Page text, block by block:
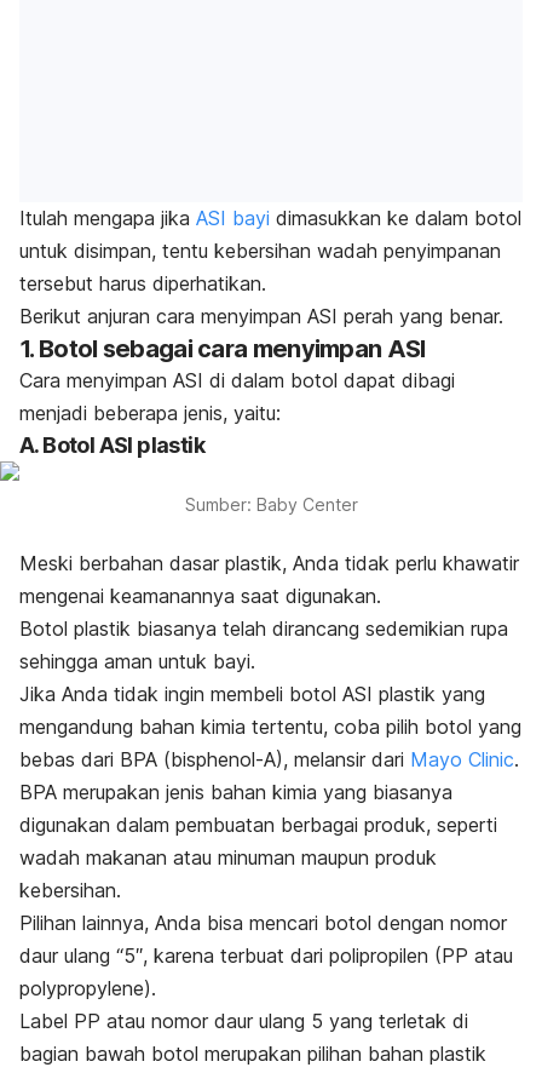
Itulah mengapa jika ASI bayi dimasukkan ke dalam botol
untuk disimpan, tentu kebersihan wadah penyimpanan
tersebut harus diperhatikan.
Berikut anjuran cara menyimpan ASI perah yang benar.
1. Botol sebagai cara menyimpan ASI
Cara menyimpan ASI di dalam botol dapat dibagi
menjadi beberapa jenis, yaitu:
A. Botol ASI plastik
Sumber: Baby Center
Meski berbahan dasar plastik, Anda tidak perlu khawatir
mengenai keamanannya saat digunakan.
Botol plastik biasanya telah dirancang sedemikian rupa
sehingga aman untuk bayi.
Jika Anda tidak ingin membeli botol ASI plastik yang
mengandung bahan kimia tertentu, coba pilih botol yang
bebas dari BPA (bisphenol-A), melansir dari Mayo Clinic.
BPA merupakan jenis bahan kimia yang biasanya
digunakan dalam pembuatan berbagai produk, seperti
wadah makanan atau minuman maupun produk
kebersihan.
Pilihan lainnya, Anda bisa mencari botol dengan nomor
daur ulang “5″, karena terbuat dari polipropilen (PP atau
polypropylene).
Label PP atau nomor daur ulang 5 yang terletak di
bagian bawah botol merupakan pilihan bahan plastik